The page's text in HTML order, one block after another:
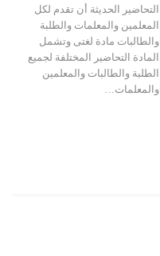
التحاضير الحديثة أن تقدم لكل
المعلمين والمعلمات والطلبة
والطالبات مادة لغتى وتشمل
المادة التحاضير المختلفة لجميع
الطلبة والطالبات والمعلمين
والمعلمات…